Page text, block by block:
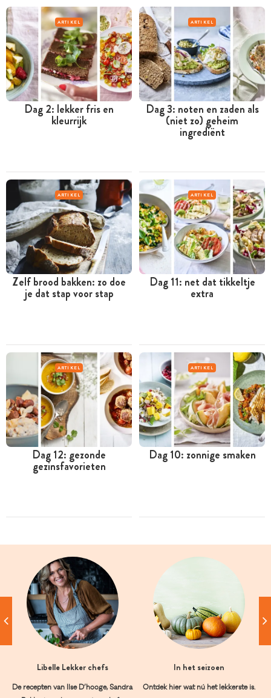
ARTIKEL
Dag 2: lekker fris en
kleurrijk
ARTIKEL
Dag 3: noten en zaden als
(niet zo) geheim
ingrediënt
ARTIKEL
Zelf brood bakken: zo doe
je dat stap voor stap
ARTIKEL
Dag 11: net dat tikkeltje
extra
ARTIKEL
Dag 12: gezonde
gezinsfavorieten
ARTIKEL
Dag 10: zonnige smaken
Libelle Lekker chefs
De recepten van Ilse D’hooge, Sandra
In het seizoen
Ontdek hier wat nú het lekkerste is.